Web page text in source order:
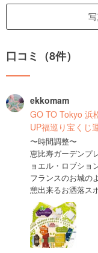
口コミ（8件）
ekkomam
GO TO Tokyo
UP福巡り宝くじ
〜時間調整〜
恵比寿ガーデンプ
ョエル・ロブション
フランスのお城の
憩出来るお洒落ス